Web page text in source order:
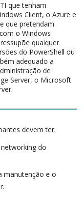
que tenham
Client, o Azure e
que pretendam
o Windows
qualquer
do PowerShell ou
adequado a
de
Server, o Microsoft
devem ter:
do
manutenção e o